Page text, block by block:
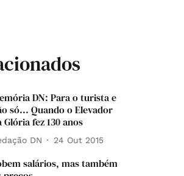
DN: Para o turista e
só... Quando o Elevador
Glória fez 130 anos
DN 24 Out 2015
salários, mas também